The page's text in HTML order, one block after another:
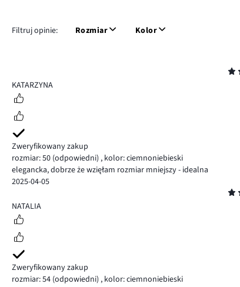
Filtruj opinie: Rozmiar Kolor
5
KATARZYNA
Zweryfikowany zakup
rozmiar: 50 (odpowiedni) , kolor: ciemnoniebieski
elegancka, dobrze że wzięłam rozmiar mniejszy - idealna
2025-04-05
2
NATALIA
Zweryfikowany zakup
rozmiar: 54 (odpowiedni) , kolor: ciemnoniebieski